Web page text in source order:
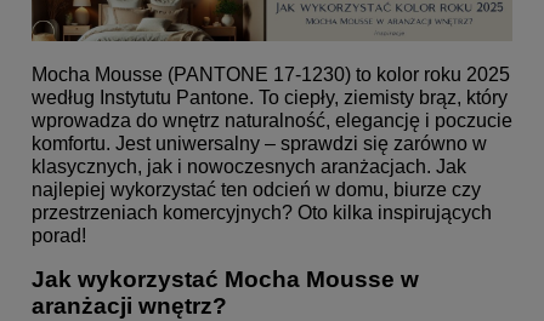
Mocha Mousse (PANTONE 17-1230) to kolor roku 2025
według Instytutu Pantone. To ciepły, ziemisty brąz, który
wprowadza do wnętrz naturalność, elegancję i poczucie
komfortu. Jest uniwersalny – sprawdzi się zarówno w
klasycznych, jak i nowoczesnych aranżacjach. Jak
najlepiej wykorzystać ten odcień w domu, biurze czy
przestrzeniach komercyjnych? Oto kilka inspirujących
porad!
Jak wykorzystać Mocha Mousse w
aranżacji wnętrz?